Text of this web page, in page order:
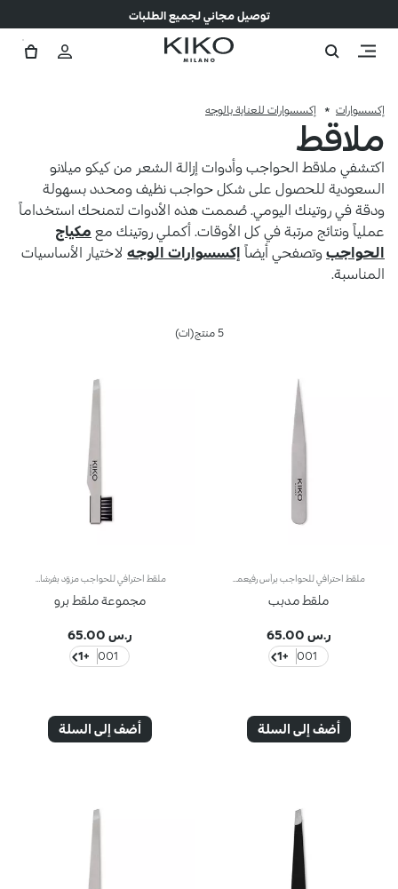
توصيل مجاني لجميع الطلبات
إكسسوارات إكسسوارات للعناية بالوجه
ملاقط
اكتشفي ملاقط الحواجب وأدوات إزالة الشعر من كيكو ميلانو
السعودية للحصول على شكل حواجب نظيف ومحدد بسهولة
ودقة في روتينك اليومي. صُممت هذه الأدوات لتمنحك استخداماً
عملياً ونتائج مرتبة في كل الأوقات. أكملي روتينك مع مكياج
الحواجب وتصفحي أيضاً إكسسوارات الوجه لاختيار الأساسيات
المناسبة.
5 منتج(ات)
ملقط مدبب
ر.س 65.00
001
+1
أضف إلى السلة
مجموعة ملقط برو
ر.س 65.00
001
+1
أضف إلى السلة